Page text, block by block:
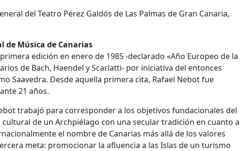
del Teatro Pérez Galdós de Las Palmas de Gran Canaria,
de Música de Canarias
edición en enero de 1985 -declarado «Año Europeo de la
de Bach, Haendel y Scarlatti- por iniciativa del entonces
Saavedra. Desde aquella primera cita, Rafael Nebot fue
21 años.
trabajó para corresponder a los objetivos fundacionales del
de un Archpiélago con una secular tradición en cuanto a
el nombre de Canarias más allá de los valores
meta: promocionar la afluencia a las Islas de un turismo